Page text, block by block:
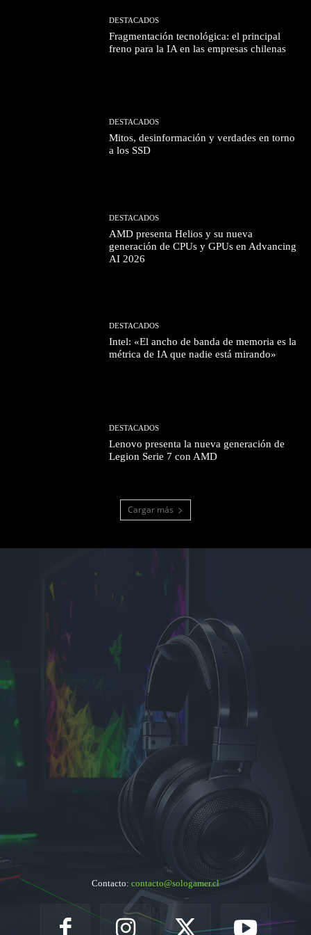
DESTACADOS
Fragmentación tecnológica: el principal
freno para la IA en las empresas chilenas
DESTACADOS
Mitos, desinformación y verdades en torno
a los SSD
DESTACADOS
AMD presenta Helios y su nueva
generación de CPUs y GPUs en Advancing
AI 2026
DESTACADOS
Intel: «El ancho de banda de memoria es la
métrica de IA que nadie está mirando»
DESTACADOS
Lenovo presenta la nueva generación de
Legion Serie 7 con AMD
Cargar más
Contacto: contacto@sologamer.cl